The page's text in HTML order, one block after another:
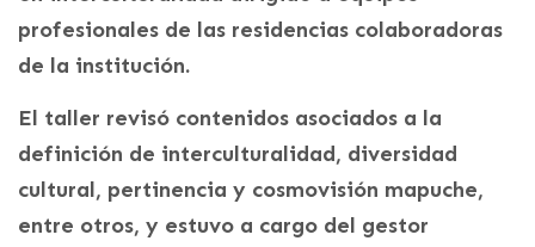
profesionales de las residencias colaboradoras
de la institución.
El taller revisó contenidos asociados a la
definición de interculturalidad, diversidad
cultural, pertinencia y cosmovisión mapuche,
entre otros, y estuvo a cargo del gestor